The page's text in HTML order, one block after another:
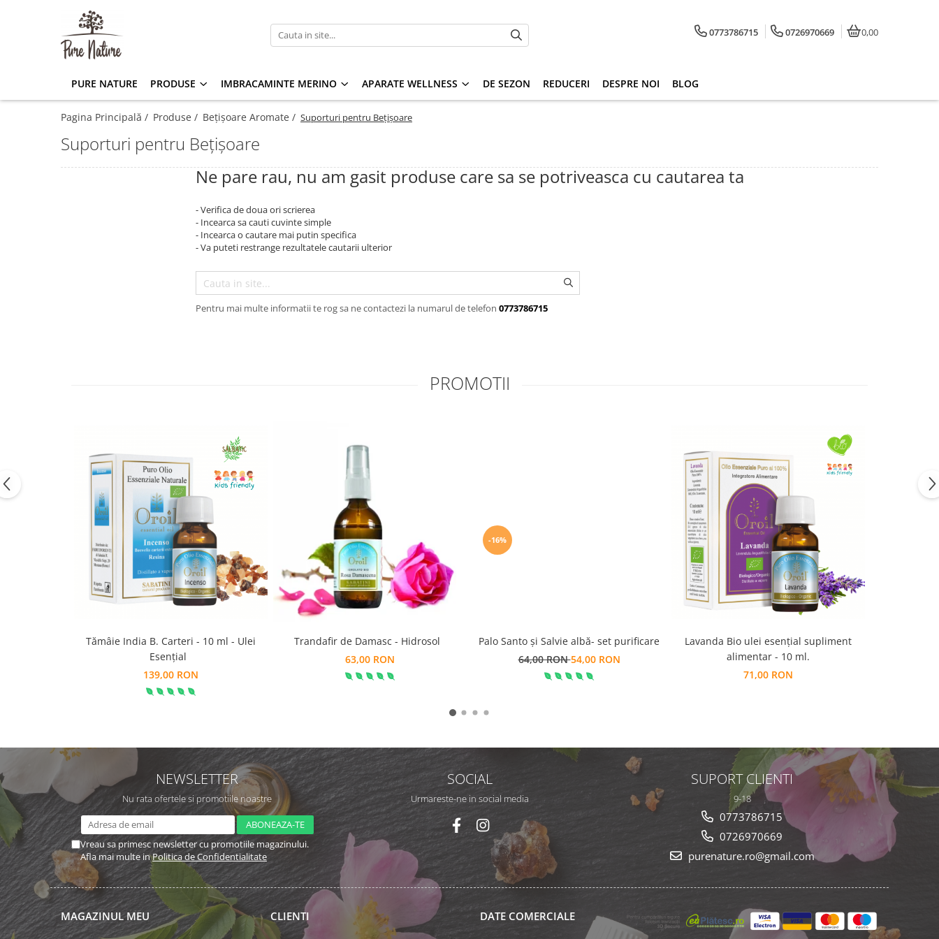
Produse
Uleiuri Esentiale
Uleiuri Esențiale
Difuzoare de Uleiuri Esențiale
Uleiuri esențiale bio - suplimente
Bețișoare Aromate
Bețișoarele lui Marco Polo
Bețișoare Tradiționale
Bețișoare pentru Reiki
Bețișoare pentru Yoga
Bețișoarele Îngerilor
Bețișoarele Zânelor
Suporturi pentru Bețișoare
Parfumuri în Alcool
Parfumuri în Ulei
Rășini Prețioase, Lemne Aromatice
și Arzătoare
Sare de Himalaya
Spray Bio pentru Ambient
Unt de Karitè - Unt de Shea
Săpunuri
Produse
Imbracaminte Merino
Femei
Aparate wellness
Neolys+Cosmetic
0773786715 0726970669 0,00
PURE NATURE PRODUSE IMBRACAMINTE MERINO APARATE WELLNESS DE SEZON REDUCERI DESPRE NOI BLOG
Pagina Principală / Produse / Bețișoare Aromate / Suporturi pentru Bețișoare
Suporturi pentru Bețișoare
Ne pare rau, nu am gasit produse care sa se potriveasca cu cautarea ta
- Verifica de doua ori scrierea
- Incearca sa cauti cuvinte simple
- Incearca o cautare mai putin specifica
- Va puteti restrange rezultatele cautarii ulterior
Pentru mai multe informatii te rog sa ne contactezi la numarul de telefon 0773786715
PROMOTII
Tămâie India B. Carteri - 10 ml - Ulei
Esențial
139,00 RON
Trandafir de Damasc - Hidrosol
63,00 RON
-16%
Palo Santo și Salvie albă- set purificare
64,00 RON54,00 RON
Lavanda Bio ulei esențial supliment
alimentar - 10 ml.
71,00 RON
NEWSLETTER
Nu rata ofertele si promotiile noastre
Vreau sa primesc newsletter cu promotiile magazinului.
Afla mai multe inPolitica de Confidentialitate
SOCIAL
Urmareste-ne in social media
SUPORT CLIENTI
9-18
0773786715
0726970669
purenature.ro@gmail.com
MAGAZINUL MEU CLIENTI DATE COMERCIALE